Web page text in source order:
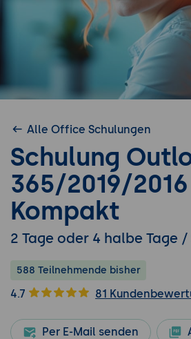
Alle Office Schulungen
Schulung
365/2019/2016
Kompakt
2 Tage oder 4 halbe Tage /
588 Teilnehmende bisher
4.7 81
Per E-Mail senden